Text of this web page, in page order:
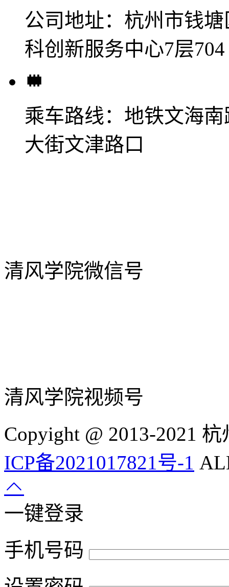
公司地址： 杭州市钱
科创新服务中心7层704
乘车路线： 地铁文海
大街文津路口
清风学院微信号
清风学院视频号
Copyight @ 2013-2021
ICP备2021017821号-1
一键登录
手机号码